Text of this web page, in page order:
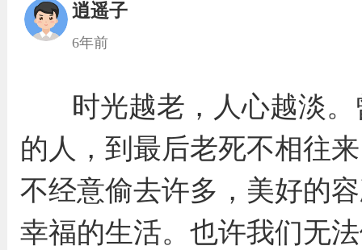
逍遥子
6年前
时光越老，人心越淡
的人，到最后老死不相往
不经意偷去许多，美好的
幸福的生活。也许我们无